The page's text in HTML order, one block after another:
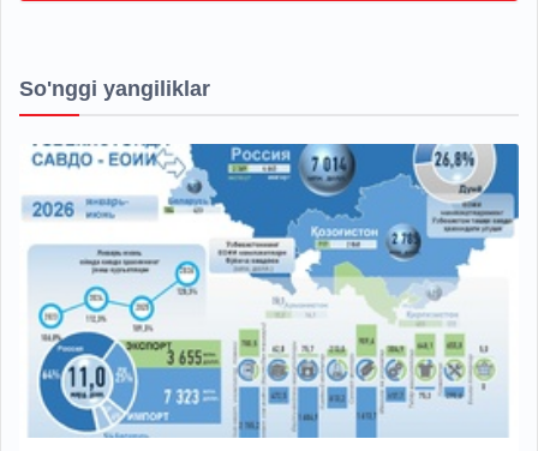
So'nggi yangiliklar